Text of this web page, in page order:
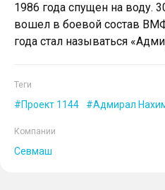
1986 года спущен на воду.
вошел в боевой состав
года стал называться
Теги
Проект 1144 Адмирал
Компании
Севмаш